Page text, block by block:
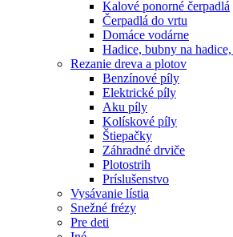
Kalové ponorné čerpadlá
Čerpadlá do vrtu
Domáce vodárne
Hadice, bubny na
Rezanie dreva a plotov
Benzínové píly
Elektrické píly
Aku píly
Kolískové píly
Štiepačky
Záhradné drviče
Plotostrih
Príslušenstvo
Vysávanie lístia
Snežné frézy
Pre deti